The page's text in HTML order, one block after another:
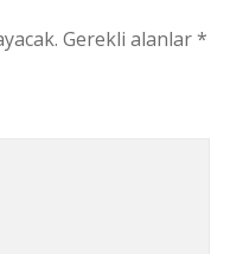
Gerekli alanlar*